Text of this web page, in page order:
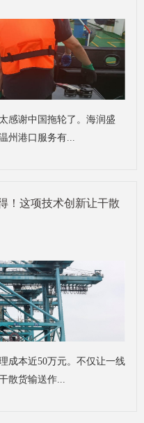
感谢中国拖轮了。海润盛
州港口服务有...
！这项技术创新让干散
成本近50万元。不仅让一线
散货输送作...